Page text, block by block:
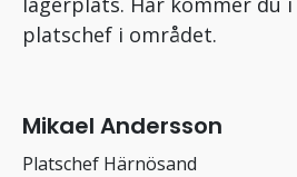
platschef i området.
Mikael Andersson
Platschef Härnösand